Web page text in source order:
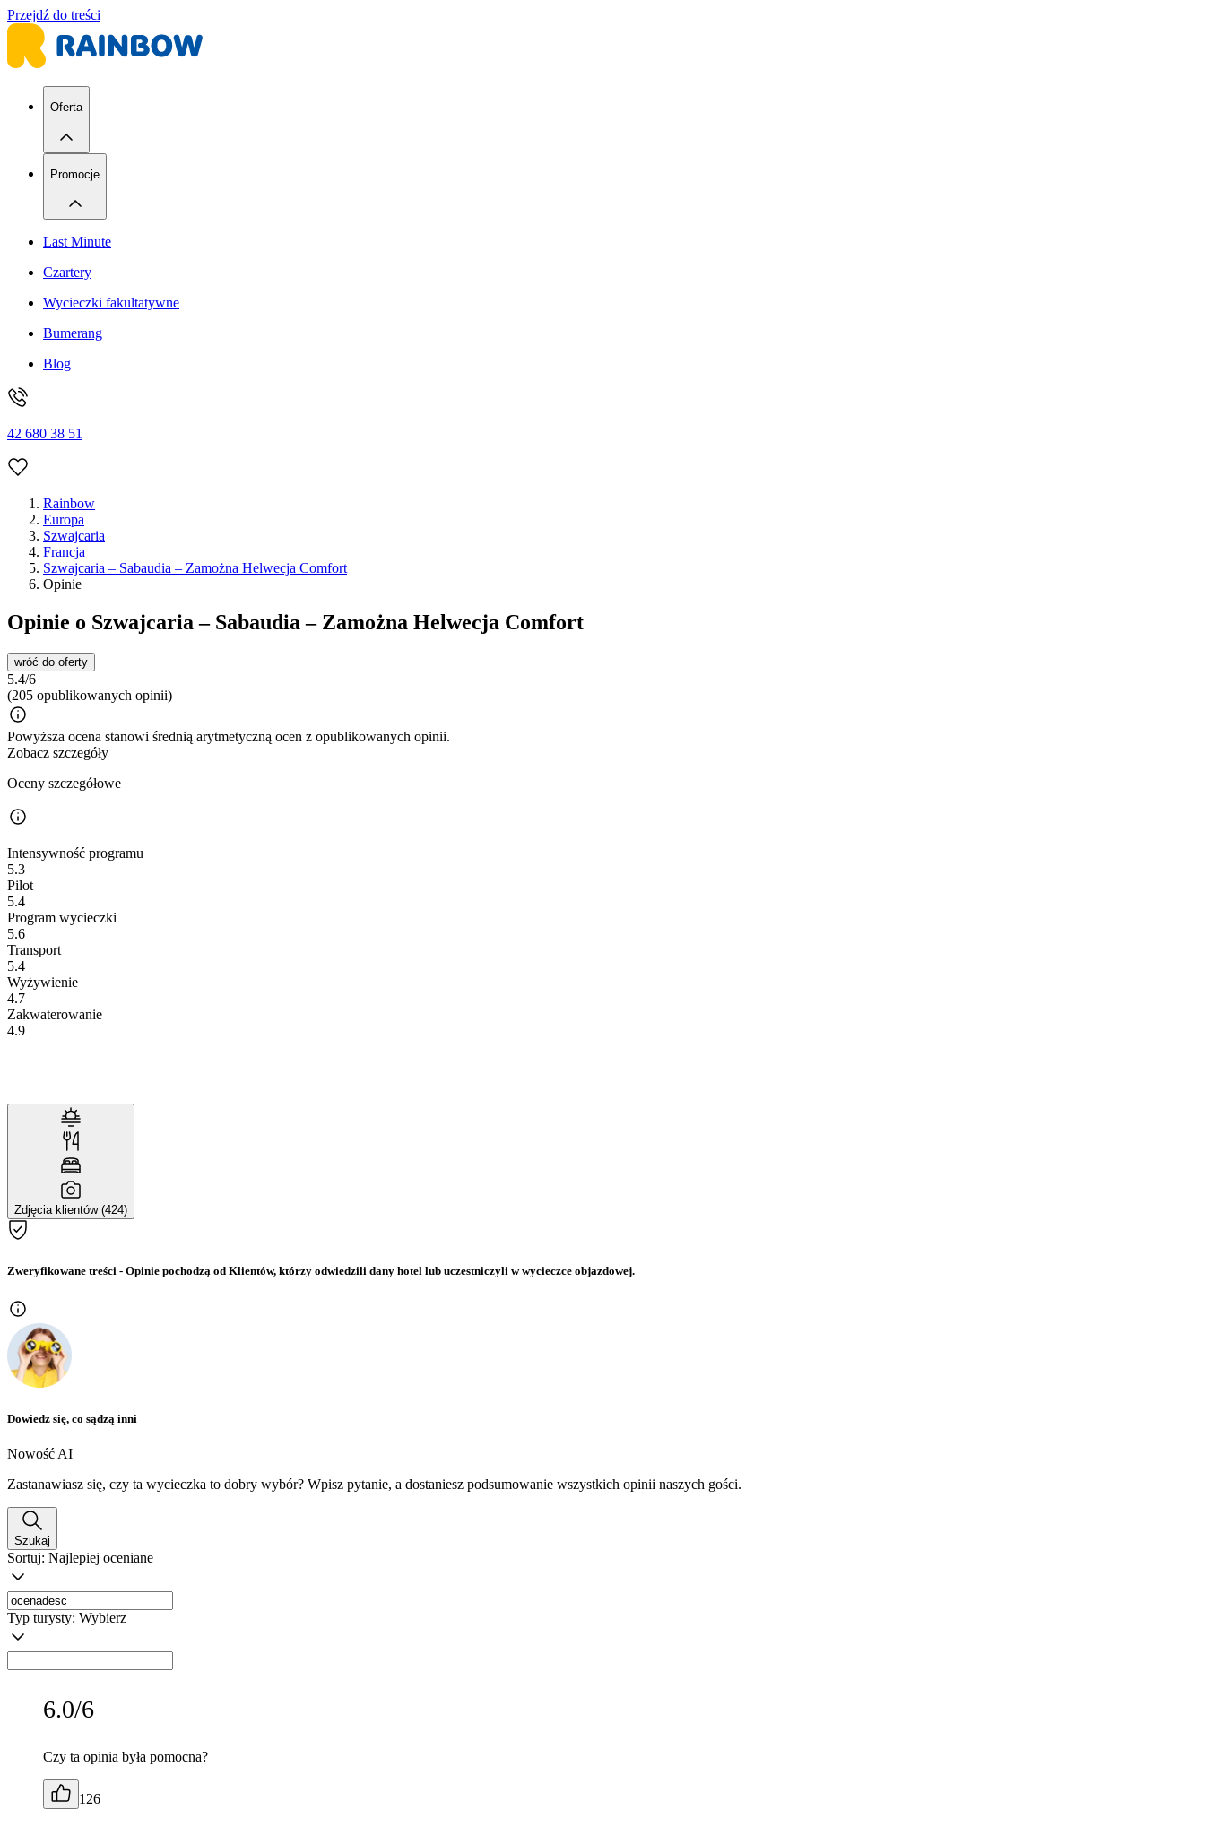
Przejdź do treści
Oferta
Promocje
Last Minute
Czartery
Wycieczki fakultatywne
Bumerang
Blog
42 680 38 51
Rainbow
Europa
Szwajcaria
Francja
Szwajcaria – Sabaudia – Zamożna Helwecja Comfort
Opinie
Opinie o Szwajcaria – Sabaudia – Zamożna Helwecja Comfort
wróć do oferty
5.4/6
(205 opublikowanych opinii)
Powyższa ocena stanowi średnią arytmetyczną ocen z opublikowanych opinii.
Zobacz szczegóły
Oceny szczegółowe
Intensywność programu
5.3
Pilot
5.4
Program wycieczki
5.6
Transport
5.4
Wyżywienie
4.7
Zakwaterowanie
4.9
Zdjęcia klientów (424)
Zweryfikowane treści - Opinie pochodzą od Klientów, którzy odwiedzili dany hotel lub uczestniczyli w wycieczce objazdowej.
Dowiedz się, co sądzą inni
Nowość AI
Zastanawiasz się, czy ta wycieczka to dobry wybór? Wpisz pytanie, a dostaniesz podsumowanie wszystkich opinii naszych gości.
Szukaj
Sortuj: Najlepiej oceniane
Typ turysty: Wybierz
6.0/6
Czy ta opinia była pomocna?
126